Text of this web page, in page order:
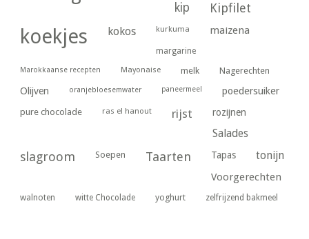
kip Kipfilet
koekjes kokos kurkuma maizena
margarine
Marokkaanse recepten Mayonaise melk Nagerechten
Olijven oranjebloesemwater paneermeel poedersuiker
pure chocolade ras el hanout rijst rozijnen
Salades
slagroom Soepen Taarten Tapas tonijn
Voorgerechten
walnoten witte Chocolade yoghurt zelfrijzend bakmeel